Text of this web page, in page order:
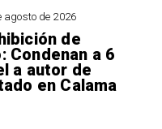
agosto de 2026
de
Condenan a 6
a autor de
en Calama